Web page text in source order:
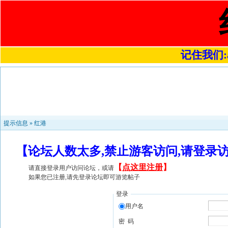
记住我们
提示信息 » 红港
【论坛人数太多,禁止游客访问,请登
请直接登录用户访问论坛，或请 【 点这里注册】
如果您已注册,请先登录论坛即可游览帖子
登录
用户名
密 码